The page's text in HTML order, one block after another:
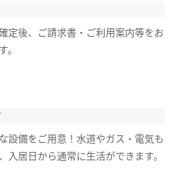
定後、ご請求書・ご利用案内等をお
。
設備をご用意！水道やガス・電気も
入居日から通常に生活ができます。